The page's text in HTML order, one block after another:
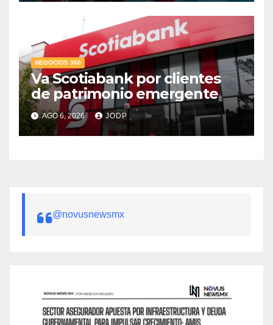
NEGOCIOS 360
Va Scotiabank por clientes
de patrimonio emergente
AGO 6, 2026 JODP
@novusnewsmx